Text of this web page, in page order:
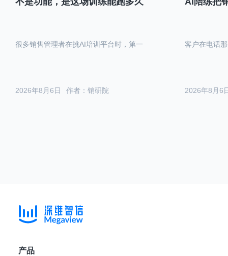
作者：销研院
2026年8月6日
很多销售管理者在挑AI培训平台时，第一
2026年8月6
客户在电话
产品